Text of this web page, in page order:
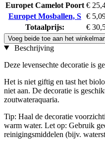
Europet Camelot Poort €
Europet Mosballen, S €
Totaalprijs:
€
Voeg beide toe aan het
Beschrijving
Deze levensechte decoratie is
Het is niet giftig en tast het
niet aan. De decoratie is
zoutwateraquaria.
Tip: Haal de decoratie
warm water. Let op: Gebruik
reinigingsmiddelen (bijv.